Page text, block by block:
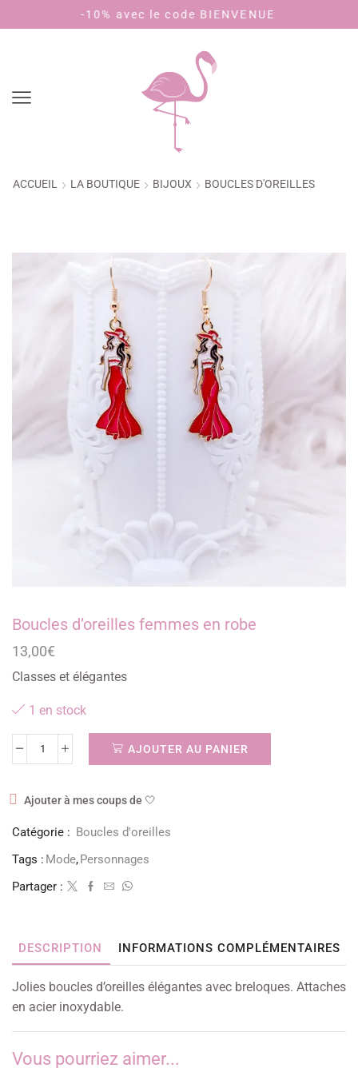
-10% avec le code BIENVENUE
ACCUEIL LA BOUTIQUE BIJOUX BOUCLES D'OREILLES
Boucles d’oreilles femmes en robe
13,00€
Classes et élégantes
1 en stock
AJOUTER AU PANIER
Ajouter à mes coups de 🤍
Catégorie : Boucles d'oreilles
Tags : Mode,Personnages
Partager :
DESCRIPTION INFORMATIONS COMPLÉMENTAIRES
Jolies boucles d’oreilles élégantes avec breloques. Attaches
en acier inoxydable.
Vous pourriez aimer...